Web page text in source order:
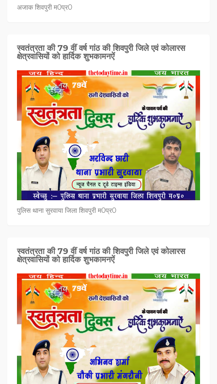
अजाक शिवपुरी म0प्र0
स्वतंत्रता की 79 वीं वर्ष गांठ की शिवपुरी जिले एवं कोलारस
क्षेत्रवासियों को हार्दिक शुभकामनऐं
पुलिस थाना सुरवाया जिला शिवपुरी म0प्र0
स्वतंत्रता की 79 वीं वर्ष गांठ की शिवपुरी जिले एवं कोलारस
क्षेत्रवासियों को हार्दिक शुभकामनऐं